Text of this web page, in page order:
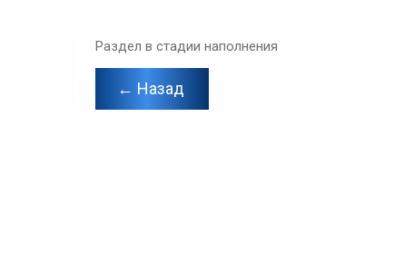
Раздел в стадии наполнения
← Назад